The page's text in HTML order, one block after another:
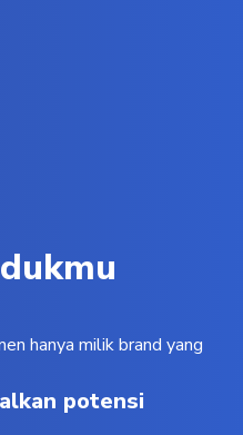
hanya milik brand yang
potensi